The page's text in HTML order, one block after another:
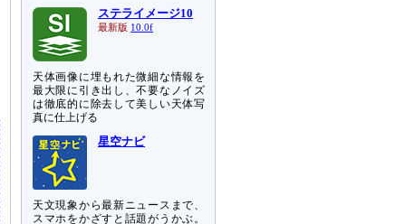
ステライメージ10
最新版 10.0f
天体画像に埋もれた微細な情報を
最大限に引き出し、不要なノイズ
は徹底的に除去して美しい天体写
真に仕上げる
星空ナビ
天文現象から最新ニュースまで、
スマホをかざすと話題がうかぶ。